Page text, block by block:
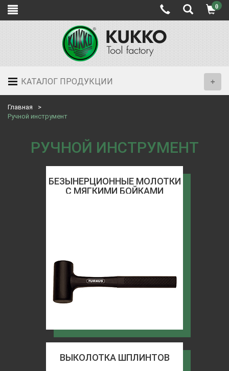
0
КАТАЛОГ ПРОДУКЦИИ
Главная
Ручной инструмент
РУЧНОЙ ИНСТРУМЕНТ
БЕЗЫНЕРЦИОННЫЕ МОЛОТКИ
С МЯГКИМИ БОЙКАМИ
ВЫКОЛОТКА ШПЛИНТОВ